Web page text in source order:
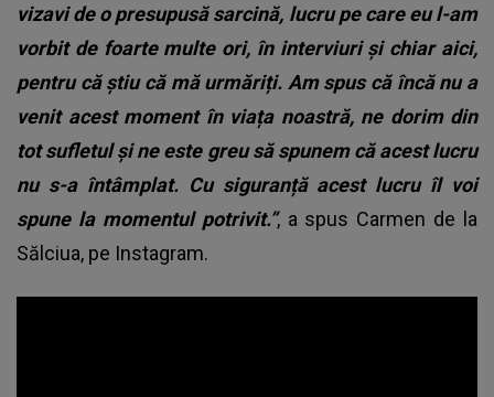
vizavi de o presupusă sarcină, lucru pe care eu l-am
vorbit de foarte multe ori, în interviuri și chiar aici,
pentru că știu că mă urmăriți. Am spus că încă nu a
venit acest moment în viața noastră, ne dorim din
tot sufletul și ne este greu să spunem că acest lucru
nu s-a întâmplat. Cu siguranță acest lucru îl voi
spune la momentul potrivit.”, a spus Carmen de la
Sălciua, pe Instagram.